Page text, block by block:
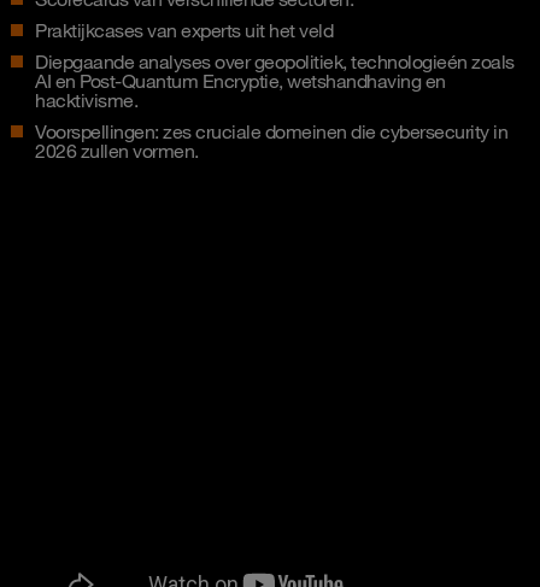
Praktijkcases van experts uit het veld
Diepgaande analyses over geopolitiek, technologieén zoals
AI en Post-Quantum Encryptie, wetshandhaving en
hacktivisme.
Voorspellingen: zes cruciale domeinen die cybersecurity in
2026 zullen vormen.